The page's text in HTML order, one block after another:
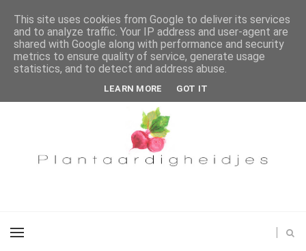
This site uses cookies from Google to deliver its services
and to analyze traffic. Your IP address and user-agent are
shared with Google along with performance and security
metrics to ensure quality of service, generate usage
statistics, and to detect and address abuse.
LEARN MORE GOT IT